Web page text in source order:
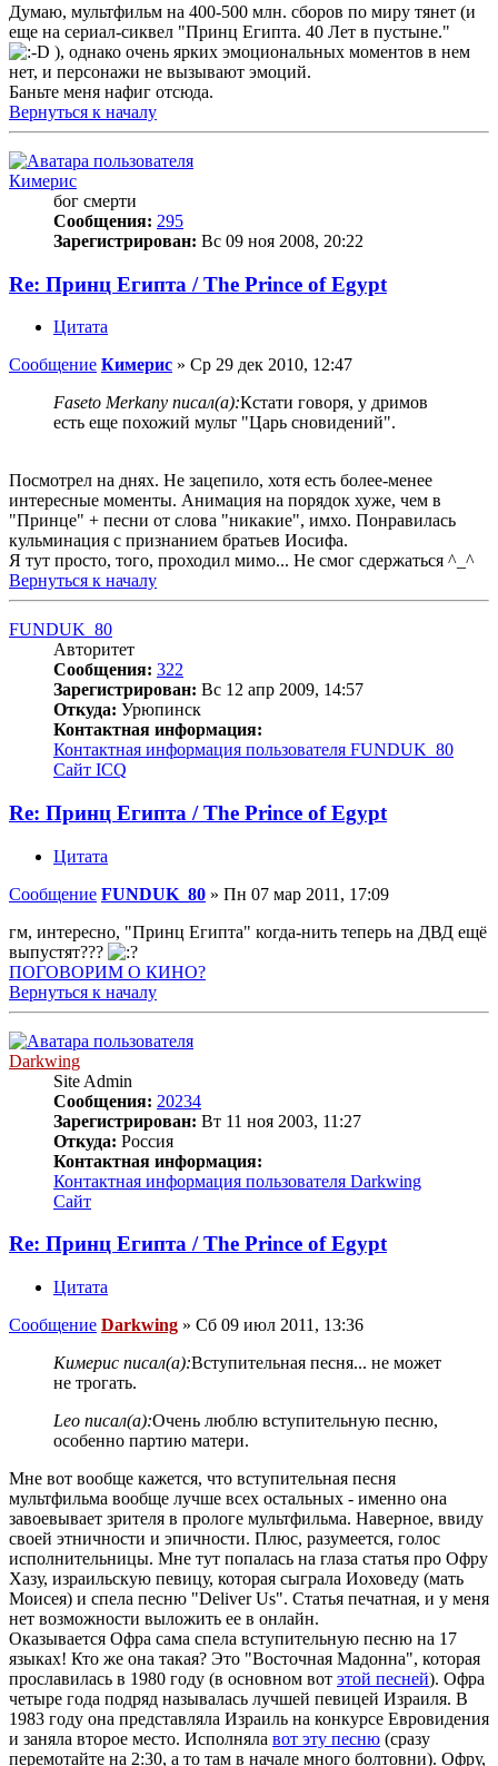
Думаю, мультфильм на 400-500 млн. сборов по миру тянет (и
еще на сериал-сиквел "Принц Египта. 40 Лет в пустыне."
), однако очень ярких эмоциональных моментов в нем
нет, и персонажи не вызывают эмоций.
Баньте меня нафиг отсюда.
Вернуться к началу
Кимерис
бог смерти
Сообщения: 295
Зарегистрирован: Вс 09 ноя 2008, 20:22
Re: Принц Египта / The Prince of Egypt
Цитата
Сообщение Кимерис » Ср 29 дек 2010, 12:47
Faseto Merkany писал(а):Кстати говоря, у дримов
есть еще похожий мульт "Царь сновидений".
Посмотрел на днях. Не зацепило, хотя есть более-менее
интересные моменты. Анимация на порядок хуже, чем в
"Принце" + песни от слова "никакие", имхо. Понравилась
кульминация с признанием братьев Иосифа.
Я тут просто, того, проходил мимо... Не смог сдержаться ^_^
Вернуться к началу
FUNDUK_80
Авторитет
Сообщения: 322
Зарегистрирован: Вс 12 апр 2009, 14:57
Откуда: Урюпинск
Контактная информация:
Контактная информация пользователя FUNDUK_80
Сайт ICQ
Re: Принц Египта / The Prince of Egypt
Цитата
Сообщение FUNDUK_80 » Пн 07 мар 2011, 17:09
гм, интересно, "Принц Египта" когда-нить теперь на ДВД ещё
выпустят???
ПОГОВОРИМ О КИНО?
Вернуться к началу
Darkwing
Site Admin
Сообщения: 20234
Зарегистрирован: Вт 11 ноя 2003, 11:27
Откуда: Россия
Контактная информация:
Контактная информация пользователя Darkwing
Сайт
Re: Принц Египта / The Prince of Egypt
Цитата
Сообщение Darkwing » Сб 09 июл 2011, 13:36
Кимерис писал(а):Вступительная песня... не может
не трогать.
Leo писал(а):Очень люблю вступительную песню,
особенно партию матери.
Мне вот вообще кажется, что вступительная песня
мультфильма вообще лучше всех остальных - именно она
завоевывает зрителя в прологе мультфильма. Наверное, ввиду
своей этничности и эпичности. Плюс, разумеется, голос
исполнительницы. Мне тут попалась на глаза статья про Офру
Хазу, израильскую певицу, которая сыграла Иоховеду (мать
Моисея) и спела песню "Deliver Us". Статья печатная, и у меня
нет возможности выложить ее в онлайн.
Оказывается Офра сама спела вступительную песню на 17
языках! Кто же она такая? Это "Восточная Мадонна", которая
прославилась в 1980 году (в основном вот этой песней). Офра
четыре года подряд называлась лучшей певицей Израиля. В
1983 году она представляла Израиль на конкурсе Евровидения
и заняла второе место. Исполняла вот эту песню (сразу
перемотайте на 2:30, а то там в начале много болтовни). Офру,